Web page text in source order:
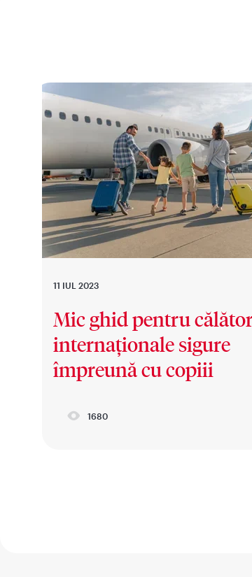
11 IUL 2023
Mic ghid pentru
internaționale sigure
împreună cu copiii
1680